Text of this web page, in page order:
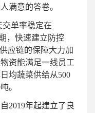
满意的答卷。
交单率稳定在
，快速建立防控
应链的保障大力加
资能满足一线员工
均蔬菜供给从500
。
2019年起建立了良